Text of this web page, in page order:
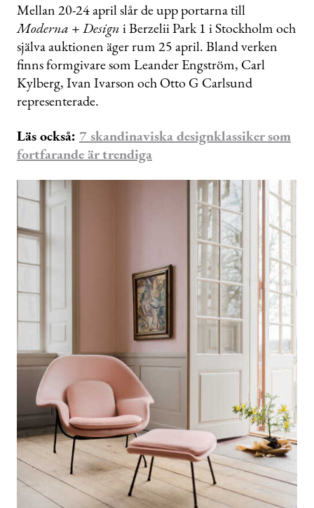
Mellan 20-24 april slår de upp portarna till
Moderna + Designi Berzelii Park 1 i Stockholm och
själva auktionen äger rum 25 april. Bland verken
finns formgivare som Leander Engström, Carl
Kylberg, Ivan Ivarson och Otto G Carlsund
representerade.
Läs också: 7 skandinaviska designklassiker som
fortfarande är trendiga